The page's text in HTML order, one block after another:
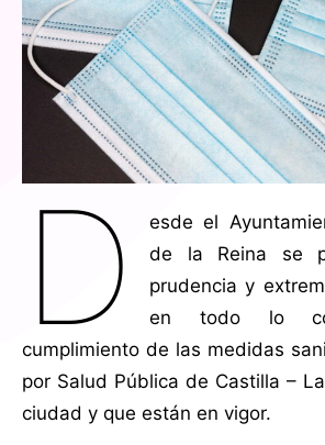
D
esde el
de la Reina se
prudencia y
en todo lo
cumplimiento de las medidas
por Salud Pública de Castilla –
ciudad y que están en vigor.